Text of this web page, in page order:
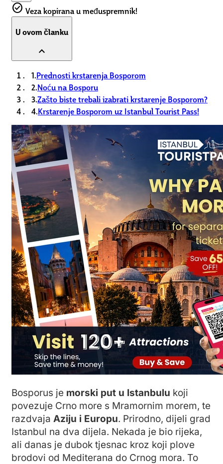
check_circle Veza kopirana u međuspremnik!
U ovom članku
expand_less
1.Prednosti krstarenja Bosporom
2.Noću na Bosporu
3.Zašto biste trebali izabrati krstarenje Bosporom?
4.Krstarenje Bosporom uz Istanbul Tourist Pass!
Bosporus je morski put u Istanbulu koji
povezuje Crno more s Mramornim morem, te
razdvaja Aziju i Europu. Prirodno, dijeli grad
Istanbul na dva dijela. Nekada je bio rijeka,
ali danas je dubok tjesnac kroz koji plove
brodovi od Mediterana do Crnog mora. To